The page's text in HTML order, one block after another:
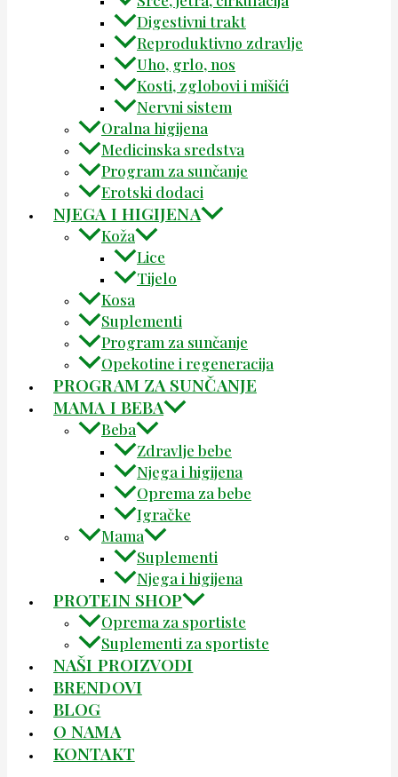
Digestivni trakt
Reproduktivno zdravlje
Uho, grlo, nos
Kosti, zglobovi i mišići
Nervni sistem
Oralna higijena
Medicinska sredstva
Program za sunčanje
Erotski dodaci
NJEGA I HIGIJENA
Koža
Lice
Tijelo
Kosa
Suplementi
Program za sunčanje
Opekotine i regeneracija
PROGRAM ZA SUNČANJE
MAMA I BEBA
Beba
Zdravlje bebe
Njega i higijena
Oprema za bebe
Igračke
Mama
Suplementi
Njega i higijena
PROTEIN SHOP
Oprema za sportiste
Suplementi za sportiste
NAŠI PROIZVODI
BRENDOVI
BLOG
O NAMA
KONTAKT